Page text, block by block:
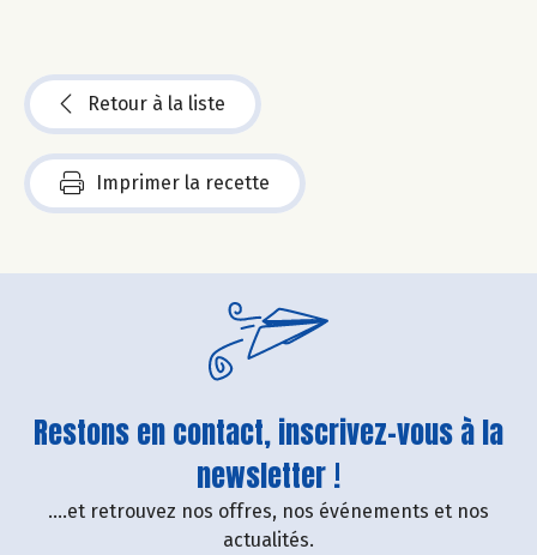
Retour à la liste
Imprimer la recette
Restons en contact, inscrivez-vous à la
newsletter !
....et retrouvez nos offres, nos événements et nos
actualités.